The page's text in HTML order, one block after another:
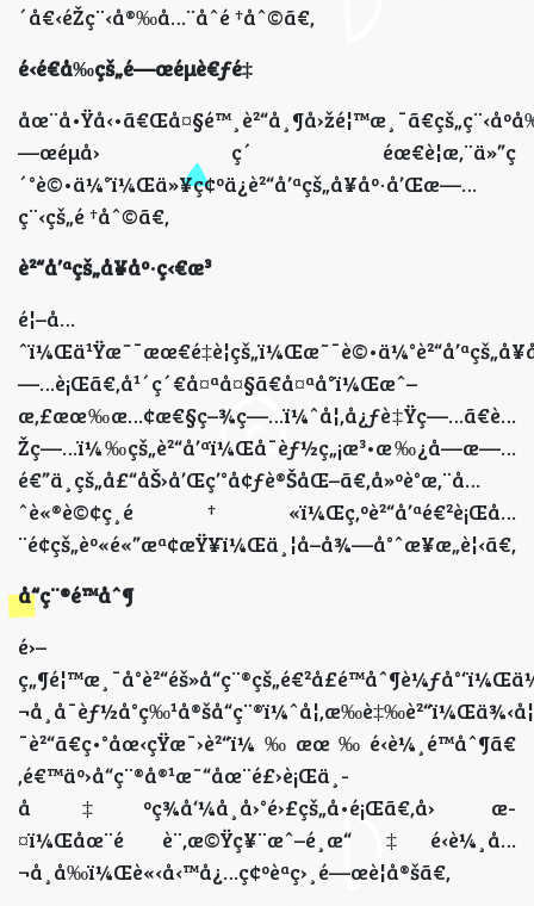
´å€‹éŽç¨‹å®‰å…¨åˆé †åˆ©ã€‚
é‹é€å‰çš„é—œéµè€ƒé‡
—œéµå› ç´ éœ€è¦æ‚¨ä»”ç
´°è©•ä¼°ï¼Œä»¥ç¢ºä¿è²“å’ªçš„å¥åº·å’Œæ—…
ç¨‹çš„é †åˆ©ã€‚
è²“å’ªçš„å¥åº·ç‹€æ³
é¦–å…
—…è¡Œã€‚å¹´ç´€å¤ªå¤§ã€å¤ªå°ï¼Œæˆ–
æ‚£æœ‰æ…¢æ€§ç–¾ç—…ï¼ˆå¦‚å¿ƒè‡Ÿç—…ã€è…
Žç—…ï¼‰çš„è²“å’ªï¼Œå¯èƒ½ç„¡æ³•æ‰¿å—æ—…
é€”ä¸­çš„å£“åŠ›å’Œç’°å¢ƒè®ŠåŒ–ã€‚å»ºè­°æ‚¨å…
ˆè«®è©¢ç¸é†«ï¼Œç‚ºè²“å’ªé€²è¡Œå…
¨é¢çš„èº«é«”æª¢æŸ¥ï¼Œä¸¦å–å¾—å°ˆæ¥­æ„è¦‹ã€‚
å“ç¨®é™åˆ¶
é›–
¯è²“ã€ç•°åœ‹çŸ­æ¯›è²“ï¼‰æœ‰é‹è¼¸é™åˆ¶ã€
‚é€™äº›å“ç¨®å®¹æ˜“åœ¨é£›è¡Œä¸­
å‡ºç¾å‘¼å¸å›°é›£çš„å•é¡Œã€‚å› æ­
¤ï¼Œåœ¨é è¨‚æ©Ÿç¥¨æˆ–é¸æ“‡é‹è¼¸å…
¬å¸å‰ï¼Œè«‹å‹™å¿…ç¢ºèªç›¸é—œè¦å®šã€‚